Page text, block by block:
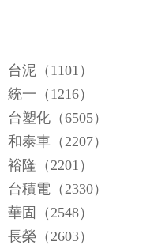
台泥（1101）
統一（1216）
台塑化（6505）
和泰車（2207）
裕隆（2201）
台積電（2330）
華固（2548）
長榮（2603）